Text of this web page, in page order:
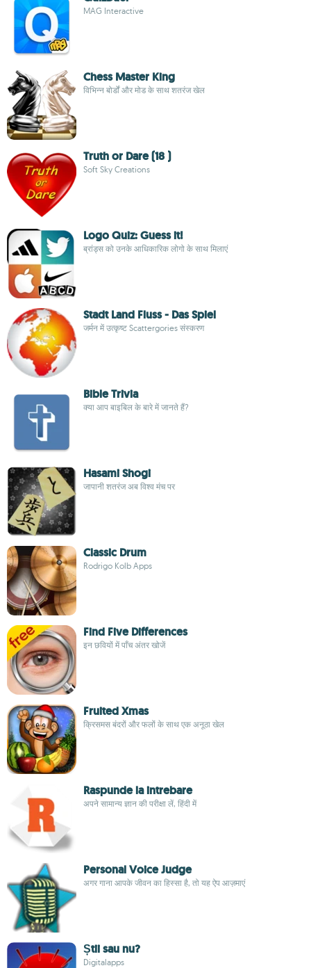
MAG Interactive
Chess Master King
विभिन्न बोर्डों और मोड के साथ शतरंज खेल
Truth or Dare (18 )
Soft Sky Creations
Logo Quiz: Guess it!
ब्रांड्स को उनके आधिकारिक लोगो के साथ मिलाएं
Stadt Land Fluss - Das Spiel
जर्मन में उत्कृष्ट Scattergories संस्करण
Bible Trivia
क्या आप बाइबिल के बारे में जानते हैं?
Hasami Shogi
जापानी शतरंज अब विश्व मंच पर
Classic Drum
Rodrigo Kolb Apps
Find Five Differences
इन छवियों में पाँच अंतर खोजें
Fruited Xmas
क्रिसमस बंदरों और फलों के साथ एक अनूठा खेल
Raspunde la intrebare
अपने सामान्य ज्ञान की परीक्षा लें, हिंदी में
Personal Voice Judge
अगर गाना आपके जीवन का हिस्सा है, तो यह ऐप आज़माएं
Știi sau nu?
Digitalapps